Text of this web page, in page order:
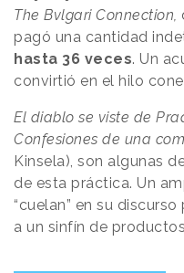
The Bvlgari Connection,
pagó una cantidad
hasta 36 veces. Un
convirtió en el hilo
El diablo se viste de
Confesiones de una
Kinsela), son algunas
de esta práctica. Un
“cuelan” en su
a un sinfín de